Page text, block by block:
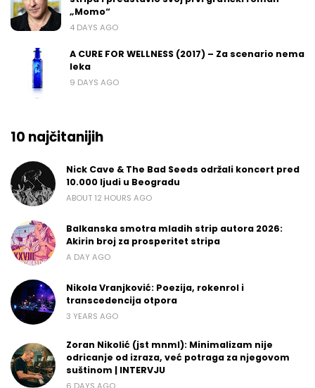
„Momo“
4 DAYS AGO
A CURE FOR WELLNESS (2017) – Za scenario nema
leka
9 DAYS AGO
10 najčitanijih
Nick Cave & The Bad Seeds održali koncert pred
10.000 ljudi u Beogradu
ABOUT 12 HOURS AGO
Balkanska smotra mladih strip autora 2026:
Akirin broj za prosperitet stripa
A DAY AGO
Nikola Vranjković: Poezija, rokenrol i
transcedencija otpora
3 YEARS AGO
Zoran Nikolić (jst mnml): Minimalizam nije
odricanje od izraza, već potraga za njegovom
suštinom | INTERVJU
6 DAYS AGO